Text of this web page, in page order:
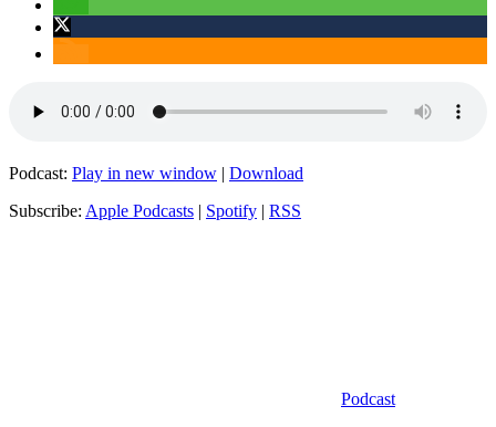
Podcast: Play in new window | Download
Subscribe: Apple Podcasts | Spotify | RSS
Podcast